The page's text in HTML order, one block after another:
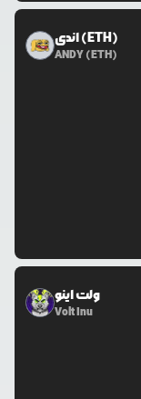
اندی (ETH)
ANDY (ETH)
ولت اینو
Volt Inu